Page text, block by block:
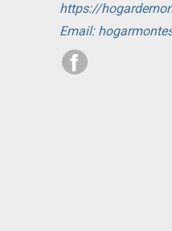
https://
Email: